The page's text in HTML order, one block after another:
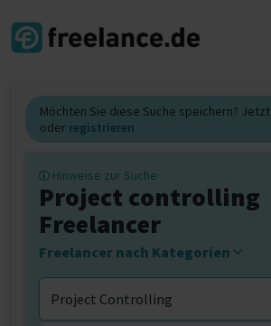
Möchten Sie diese Suche speichern? Jetzt
oder registrieren
Hinweise zur Suche
Project controlling
Freelancer
Freelancer nach Kategorien